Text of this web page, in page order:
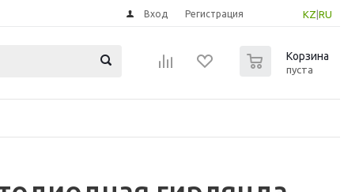
KZ RU
Вход Регистрация
Корзина
пуста